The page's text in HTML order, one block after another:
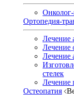
Ортопедия-
Лечение
Лечение
Лечение
стелек
Лечение
Остеопатия